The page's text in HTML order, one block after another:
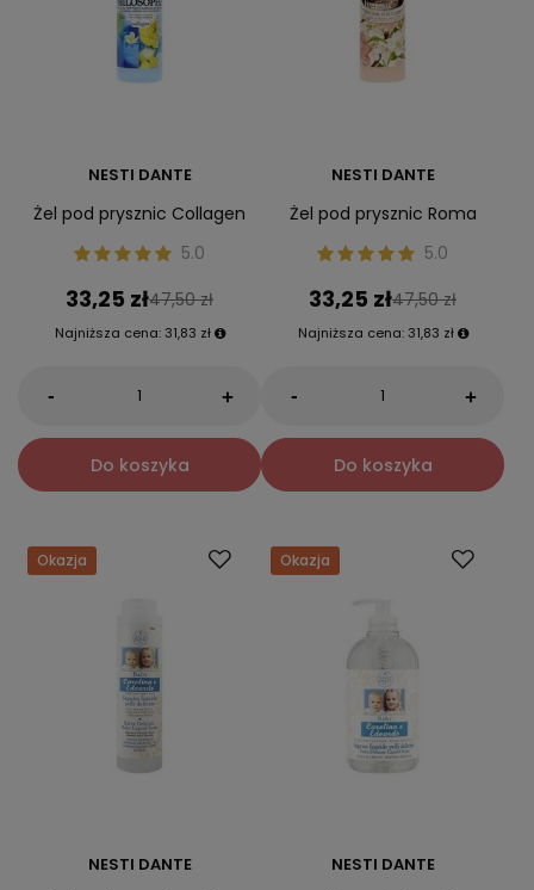
NESTI DANTE
Żel pod prysznic Collagen
5.0
33,25 zł47,50 zł
Najniższa cena: 31,83 zł
- +
Do koszyka
NESTI DANTE
Żel pod prysznic Roma
5.0
33,25 zł47,50 zł
Najniższa cena: 31,83 zł
- +
Do koszyka
Okazja
NESTI DANTE
Okazja
NESTI DANTE